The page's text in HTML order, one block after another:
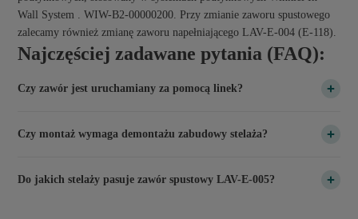
Wall System . WIW-B2-00000200. Przy zmianie zaworu spustowego
zalecamy również zmianę zaworu napełniającego LAV-E-004 (E-118).
Najczęściej zadawane pytania (FAQ):
Czy zawór jest uruchamiany za pomocą linek?
odpowiednich przycisków i mechanizmów stosowanych w
Czy montaż wymaga demontażu zabudowy stelaża?
się przez otwór rewizyjny znajdujący się pod przyciskiem
Do jakich stelaży pasuje zawór spustowy LAV-E-005?